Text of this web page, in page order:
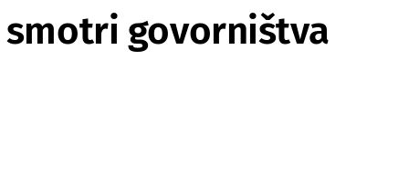
smotri govorništva